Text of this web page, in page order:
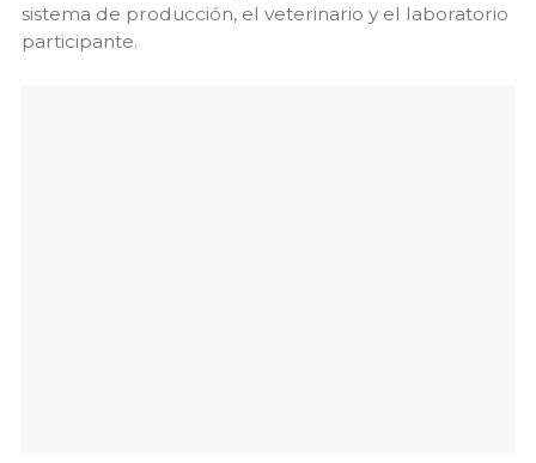
sistema de producción, el veterinario y el laboratorio
participante.